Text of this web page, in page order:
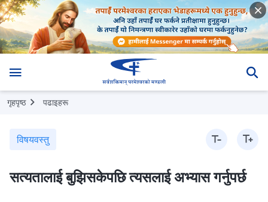
गृहपृष्ठ पढाइहरू
विषयवस्तु
सत्यतालाई बुझिसकेपछि त्यसलाई अभ्यास गर्नुपर्छ